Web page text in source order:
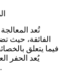
تُعد
الفائقة، حيث
فيما يتعلق
يُعد الحفر
مستخدمة لتعزيز جودة مكونات السبائك الفائقة.